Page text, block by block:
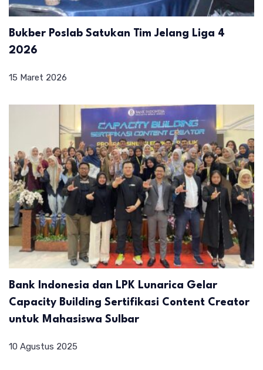
Bukber Poslab Satukan Tim Jelang Liga 4
2026
15 Maret 2026
Bank Indonesia dan LPK Lunarica Gelar
Capacity Building Sertifikasi Content Creator
untuk Mahasiswa Sulbar
10 Agustus 2025